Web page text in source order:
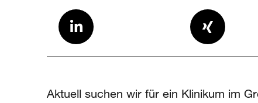
Aktuell suchen wir für ein Klinikum im